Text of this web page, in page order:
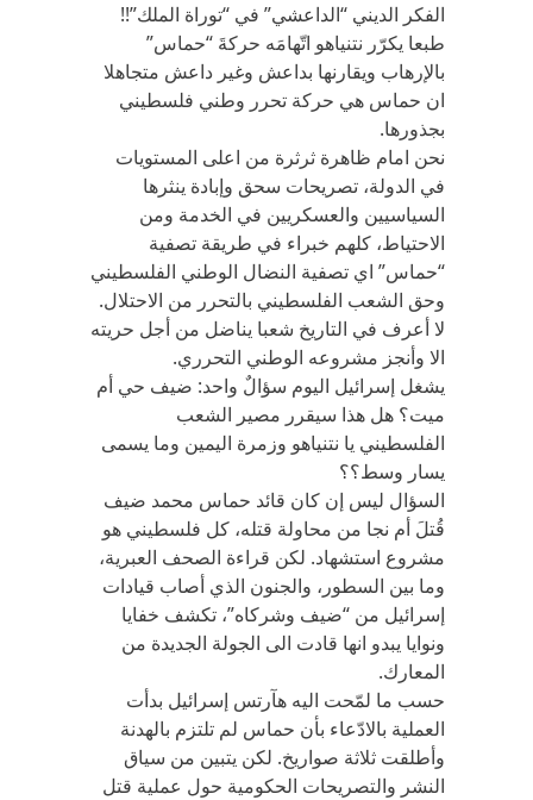
الفكر الديني “الداعشي” في “توراة الملك”!!
طبعا يكرّر نتنياهو اتّهامَه حركةَ “حماس”
بالإرهاب ويقارنها بداعش وغير داعش متجاهلا
ان حماس هي حركة تحرر وطني فلسطيني
بجذورها.
نحن امام ظاهرة ثرثرة من اعلى المستويات
في الدولة، تصريحات سحق وإبادة ينثرها
السياسيين والعسكريين في الخدمة ومن
الاحتياط، كلهم خبراء في طريقة تصفية
“حماس” اي تصفية النضال الوطني الفلسطيني
وحق الشعب الفلسطيني بالتحرر من الاحتلال.
لا أعرف في التاريخ شعبا يناضل من أجل حريته
الا وأنجز مشروعه الوطني التحرري.
يشغل إسرائيل اليوم سؤالٌ واحد: ضيف حي أم
ميت؟ هل هذا سيقرر مصير الشعب
الفلسطيني يا نتنياهو وزمرة اليمين وما يسمى
يسار وسط؟؟
السؤال ليس إن كان قائد حماس محمد ضيف
قُتلَ أم نجا من محاولة قتله، كل فلسطيني هو
مشروع استشهاد. لكن قراءة الصحف العبرية،
وما بين السطور، والجنون الذي أصاب قيادات
إسرائيل من “ضيف وشركاه”، تكشف خفايا
ونوايا يبدو انها قادت الى الجولة الجديدة من
المعارك.
حسب ما لمّحت اليه هآرتس إسرائيل بدأت
العملية بالادّعاء بأن حماس لم تلتزم بالهدنة
وأطلقت ثلاثة صواريخ. لكن يتبين من سياق
النشر والتصريحات الحكومية حول عملية قتل